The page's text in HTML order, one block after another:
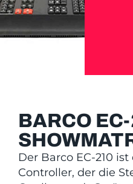
BARCO
Der Barco EC-210
Controller, der die